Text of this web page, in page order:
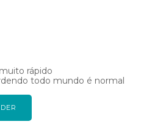
rápido
todo mundo é normal